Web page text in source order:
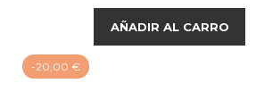
AÑADIR AL CARRO
-20,00 €